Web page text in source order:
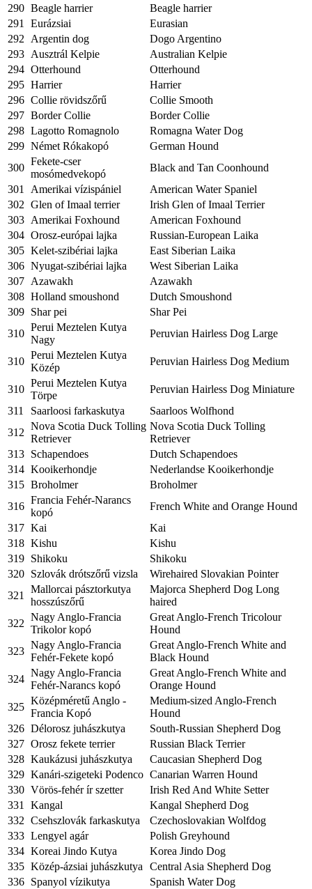
290 Beagle harrier
Beagle harrier
291
Eurázsiai
Eurasian
292
Argentin dog
Dogo Argentino
293 Ausztrál Kelpie
Australian Kelpie
294 Otterhound
Otterhound
295 Harrier
Harrier
296 Collie rövidszőrű
Collie Smooth
297 Border Collie
Border Collie
298 Lagotto Romagnolo
Romagna Water Dog
299 Német Rókakopó
German Hound
300
Fekete-cser
mosómedvekopó
Black and Tan Coonhound
301
Amerikai vízispániel
American Water Spaniel
302 Glen of Imaal terrier
Irish Glen of Imaal Terrier
303 Amerikai Foxhound
American Foxhound
304 Orosz-európai lajka
Russian-European Laika
305 Kelet-szibériai lajka
East Siberian Laika
306 Nyugat-szibériai lajka
West Siberian Laika
307 Azawakh
Azawakh
308 Holland smoushond
Dutch Smoushond
309 Shar pei
Shar Pei
310
Perui Meztelen Kutya
Nagy
Peruvian Hairless Dog Large
310
Perui Meztelen Kutya
Közép
Peruvian Hairless Dog Medium
310
Perui Meztelen Kutya
Törpe
Peruvian Hairless Dog Miniature
311
Saarloosi farkaskutya
Saarloos Wolfhond
312
Nova Scotia Duck Tolling
Retriever
Nova Scotia Duck Tolling
Retriever
313 Schapendoes
Dutch Schapendoes
314 Kooikerhondje
Nederlandse Kooikerhondje
315 Broholmer
Broholmer
316
Francia Fehér-Narancs
kopó
French White and Orange Hound
317 Kai
Kai
318 Kishu
Kishu
319 Shikoku
Shikoku
320 Szlovák drótszőrű vizsla
Wirehaired Slovakian Pointer
321
Mallorcai pásztorkutya
hosszúszőrű
Majorca Shepherd Dog Long
haired
322
Nagy Anglo-Francia
Trikolor kopó
Great Anglo-French Tricolour
Hound
323
Nagy Anglo-Francia
Fehér-Fekete kopó
Great Anglo-French White and
Black Hound
324
Nagy Anglo-Francia
Fehér-Narancs kopó
Great Anglo-French White and
Orange Hound
325
Középméretű Anglo -
Francia Kopó
Medium-sized Anglo-French
Hound
326 Délorosz juhászkutya
South-Russian Shepherd Dog
327 Orosz fekete terrier
Russian Black Terrier
328 Kaukázusi juhászkutya
Caucasian Shepherd Dog
329 Kanári-szigeteki Podenco Canarian Warren Hound
330 Vörös-fehér ír szetter
Irish Red And White Setter
331
Kangal
Kangal Shepherd Dog
332 Csehszlovák farkaskutya
Czechoslovakian Wolfdog
333 Lengyel agár
Polish Greyhound
334 Koreai Jindo Kutya
Korea Jindo Dog
335 Közép-ázsiai juhászkutya
Central Asia Shepherd Dog
336 Spanyol vízikutya
Spanish Water Dog